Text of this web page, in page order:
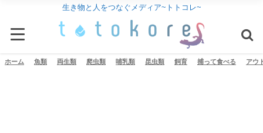
生き物と人をつなぐメディア~トトコレ~
ホーム 魚類 両生類 爬虫類 哺乳類 昆虫類 飼育 捕って食べる アウ